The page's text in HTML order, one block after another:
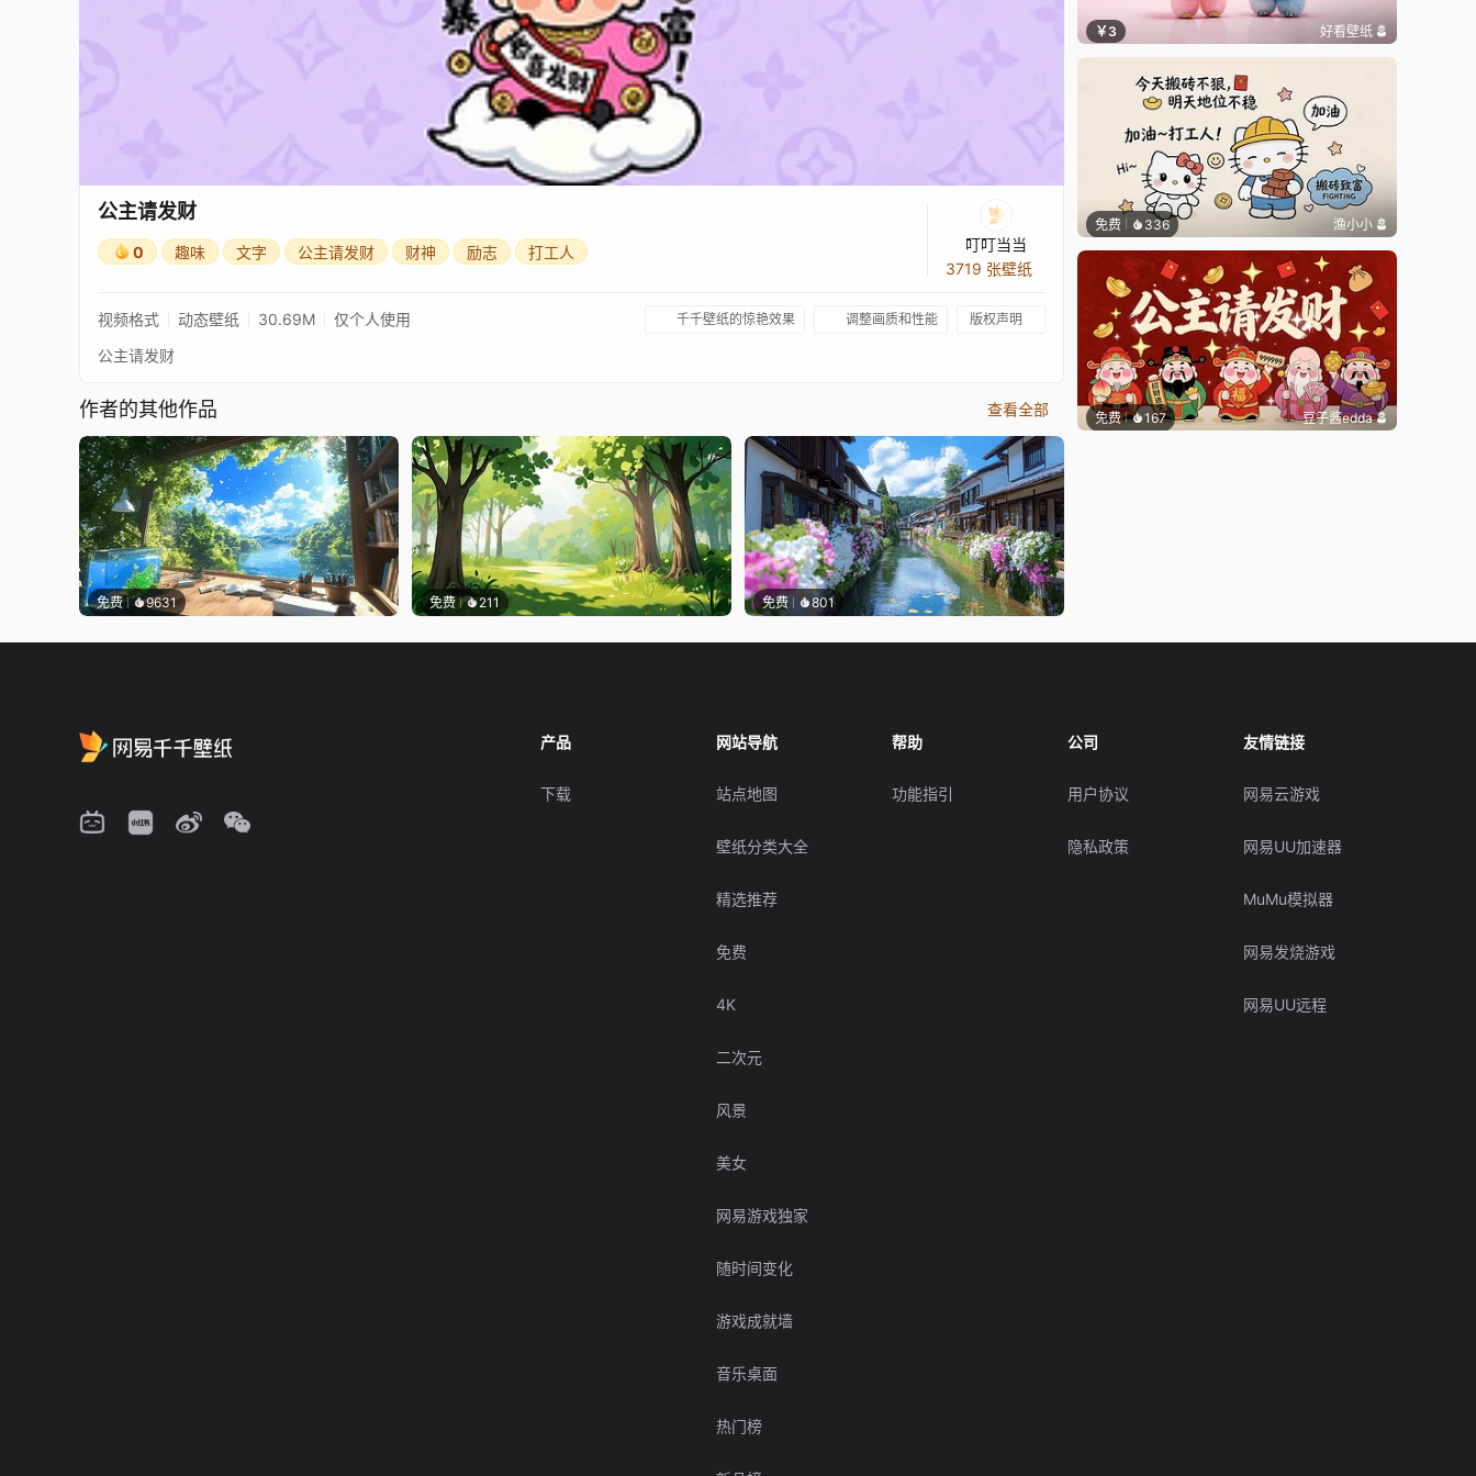
公主请发财
0 趣味 文字 公主请发财 财神 励志 打工人
叮叮当当
3719 张壁纸
视频格式 动态壁纸 30.69M 仅个人使用 千千壁纸的惊艳效果 调整画质和性能 版权声明
公主请发财
作者的其他作品 查看全部
免费 9631 免费 211 免费 801
￥3 好看壁纸
免费 336 渔小小
免费 167 豆子酱edda
产品
下载
网站导航
站点地图
壁纸分类大全
精选推荐
免费
4K
二次元
风景
美女
网易游戏独家
随时间变化
游戏成就墙
音乐桌面
热门榜
帮助
功能指引
公司
用户协议
隐私政策
友情链接
网易云游戏
网易UU加速器
MuMu模拟器
网易发烧游戏
网易UU远程